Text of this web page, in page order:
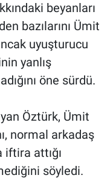
beyanları
bazılarını Ümit
uyuşturucu
yanlış
öne sürdü.
Öztürk, Ümit
normal arkadaş
iftira attığı
söyledi.